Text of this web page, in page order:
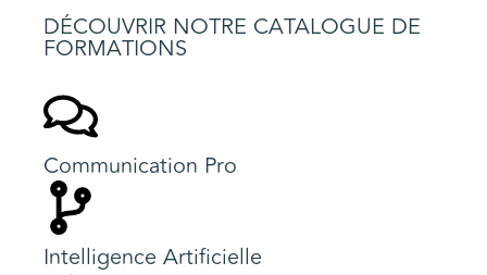
DÉCOUVRIR NOTRE CATALOGUE DE
FORMATIONS
Communication Pro
Intelligence Artificielle